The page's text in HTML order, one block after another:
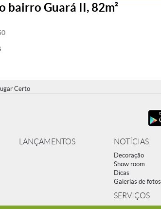
bairro Guará II, 82m²
Certo
LANÇAMENTOS NOTÍCIAS
Decoração
Show room
Dicas
Galerias de fotos
SERVIÇOS